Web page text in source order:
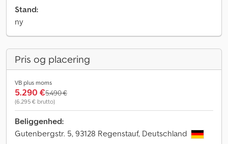
Stand:
ny
Pris og placering
VB plus moms
5.290 €5.490 €
(6.295 € brutto)
Beliggenhed:
Gutenbergstr. 5, 93128 Regenstauf, Deutschland